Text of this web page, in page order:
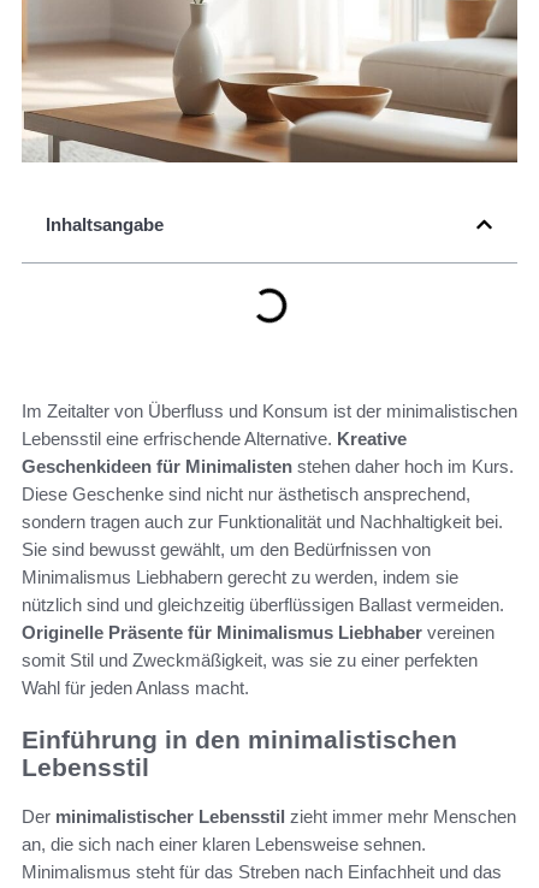
Inhaltsangabe
Im Zeitalter von Überfluss und Konsum ist der minimalistischen
Lebensstil eine erfrischende Alternative. Kreative
Geschenkideen für Minimalisten stehen daher hoch im Kurs.
Diese Geschenke sind nicht nur ästhetisch ansprechend,
sondern tragen auch zur Funktionalität und Nachhaltigkeit bei.
Sie sind bewusst gewählt, um den Bedürfnissen von
Minimalismus Liebhabern gerecht zu werden, indem sie
nützlich sind und gleichzeitig überflüssigen Ballast vermeiden.
Originelle Präsente für Minimalismus Liebhaber vereinen
somit Stil und Zweckmäßigkeit, was sie zu einer perfekten
Wahl für jeden Anlass macht.
Einführung in den minimalistischen
Lebensstil
Der minimalistischer Lebensstil zieht immer mehr Menschen
an, die sich nach einer klaren Lebensweise sehnen.
Minimalismus steht für das Streben nach Einfachheit und das